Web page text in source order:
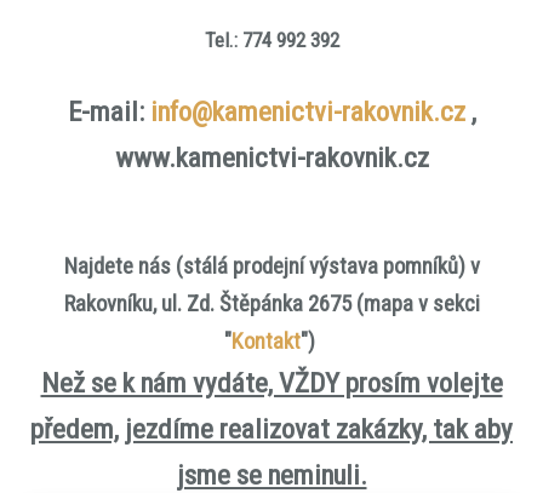
Tel.: 774 992 392
E-mail: info@kamenictvi-rakovnik.cz,
www.kamenictvi-rakovnik.cz
Najdete nás (stálá prodejní výstava pomníků) v
Rakovníku, ul. Zd. Štěpánka 2675 (mapa v sekci
"Kontakt")
Než se k nám vydáte, VŽDY prosím volejte
předem, jezdíme realizovat zakázky, tak aby
jsme se neminuli.